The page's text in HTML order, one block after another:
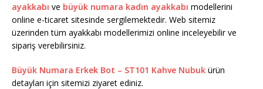
ayakkabı ve büyük numara kadın ayakkabı modellerini
online e-ticaret sitesinde sergilemektedir. Web sitemiz
üzerinden tüm ayakkabı modellerimizi online inceleyebilir ve
sipariş verebilirsiniz.
Büyük Numara Erkek Bot – ST101 Kahve Nubuk ürün
detayları için sitemizi ziyaret ediniz.